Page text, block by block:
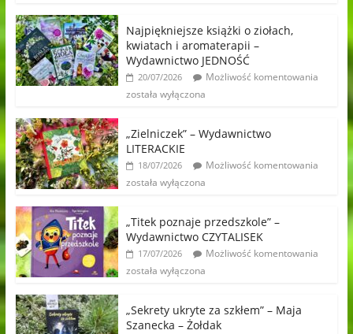
Najpiękniejsze książki o ziołach,
kwiatach i aromaterapii –
Wydawnictwo JEDNOŚĆ
20/07/2026
Możliwość komentowania
została wyłączona
„Zielniczek” – Wydawnictwo
LITERACKIE
18/07/2026
Możliwość komentowania
została wyłączona
„Titek poznaje przedszkole” –
Wydawnictwo CZYTALISEK
17/07/2026
Możliwość komentowania
została wyłączona
„Sekrety ukryte za szkłem” – Maja
Szanecka – Żołdak